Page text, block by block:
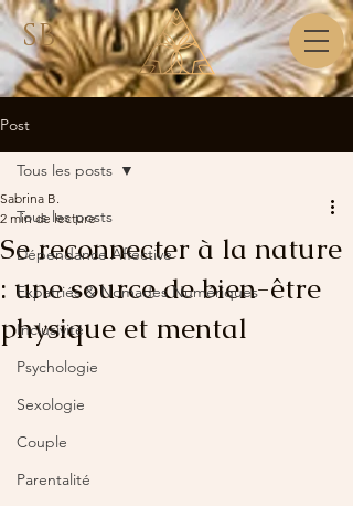
SB
Post
Tous les posts
Dépendance Affective
Expatriés & Nomades Numériques
Inclusivité
Psychologie
Sexologie
Couple
Parentalité
Tous les posts
Se reconnecter à la nature
: une source de bien-être
physique et mental
Sabrina B.
2 min de lecture